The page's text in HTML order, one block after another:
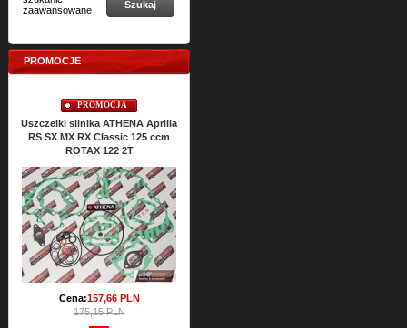
zaawansowane
Szukaj
PROMOCJE
PROMOCJA
Uszczelki silnika ATHENA Aprilia
RS SX MX RX Classic 125 ccm
ROTAX 122 2T
Cena:157,66PLN
175,15 PLN